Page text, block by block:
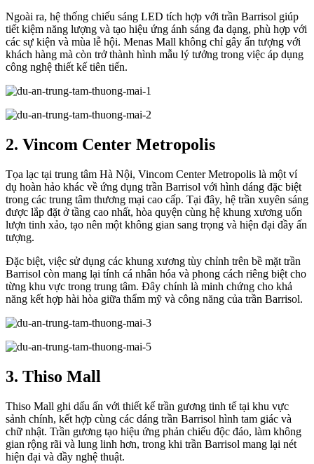
Ngoài ra, hệ thống chiếu sáng LED tích hợp với trần Barrisol giúp
tiết kiệm năng lượng và tạo hiệu ứng ánh sáng đa dạng, phù hợp với
các sự kiện và mùa lễ hội. Menas Mall không chỉ gây ấn tượng với
khách hàng mà còn trở thành hình mẫu lý tưởng trong việc áp dụng
công nghệ thiết kế tiên tiến.
2. Vincom Center Metropolis
Tọa lạc tại trung tâm Hà Nội, Vincom Center Metropolis là một ví
dụ hoàn hảo khác về ứng dụng trần Barrisol với hình dáng đặc biệt
trong các trung tâm thương mại cao cấp. Tại đây, hệ trần xuyên sáng
được lắp đặt ở tầng cao nhất, hòa quyện cùng hệ khung xương uốn
lượn tinh xảo, tạo nên một không gian sang trọng và hiện đại đầy ấn
tượng.
Đặc biệt, việc sử dụng các khung xương tùy chỉnh trên bề mặt trần
Barrisol còn mang lại tính cá nhân hóa và phong cách riêng biệt cho
từng khu vực trong trung tâm. Đây chính là minh chứng cho khả
năng kết hợp hài hòa giữa thẩm mỹ và công năng của trần Barrisol.
3. Thiso Mall
Thiso Mall ghi dấu ấn với thiết kế trần gương tinh tế tại khu vực
sảnh chính, kết hợp cùng các dáng trần Barrisol hình tam giác và
chữ nhật. Trần gương tạo hiệu ứng phản chiếu độc đáo, làm không
gian rộng rãi và lung linh hơn, trong khi trần Barrisol mang lại nét
hiện đại và đầy nghệ thuật.